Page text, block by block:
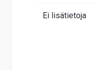
Ei lisätietoja